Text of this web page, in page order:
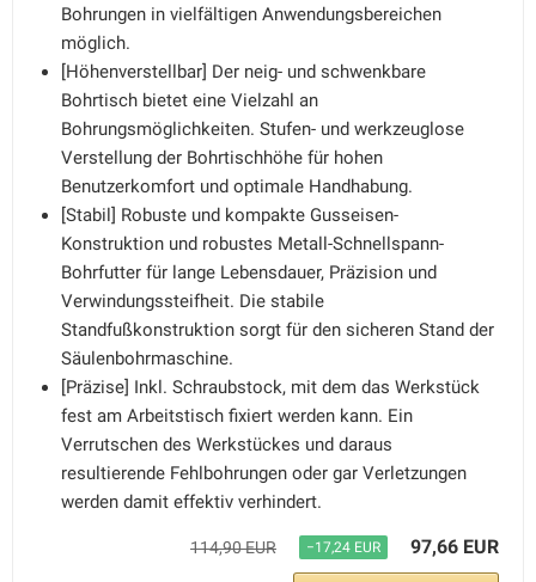
Bohrungen in vielfältigen Anwendungsbereichen
möglich.
[Höhenverstellbar] Der neig- und schwenkbare
Bohrtisch bietet eine Vielzahl an
Bohrungsmöglichkeiten. Stufen- und werkzeuglose
Verstellung der Bohrtischhöhe für hohen
Benutzerkomfort und optimale Handhabung.
[Stabil] Robuste und kompakte Gusseisen-
Konstruktion und robustes Metall-Schnellspann-
Bohrfutter für lange Lebensdauer, Präzision und
Verwindungssteifheit. Die stabile
Standfußkonstruktion sorgt für den sicheren Stand der
Säulenbohrmaschine.
[Präzise] Inkl. Schraubstock, mit dem das Werkstück
fest am Arbeitstisch fixiert werden kann. Ein
Verrutschen des Werkstückes und daraus
resultierende Fehlbohrungen oder gar Verletzungen
werden damit effektiv verhindert.
114,90 EUR −17,24 EUR 97,66 EUR